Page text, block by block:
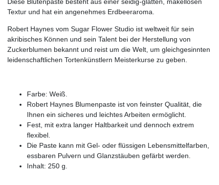
Diese Blütenpaste besteht aus einer seidig-glatten, makellosen
Textur und hat ein angenehmes Erdbeeraroma.
Robert Haynes vom Sugar Flower Studio ist weltweit für sein
akribisches Können und sein Talent bei der Herstellung von
Zuckerblumen bekannt und reist um die Welt, um gleichgesinnten
leidenschaftlichen Tortenkünstlern Meisterkurse zu geben.
Farbe: Weiß.
Robert Haynes Blumenpaste ist von feinster Qualität, die
Ihnen ein sicheres und leichtes Arbeiten ermöglicht.
Fest, mit extra langer Haltbarkeit und dennoch extrem
flexibel.
Die Paste kann mit Gel- oder flüssigen Lebensmittelfarben,
essbaren Pulvern und Glanzstäuben gefärbt werden.
Inhalt: 250 g.